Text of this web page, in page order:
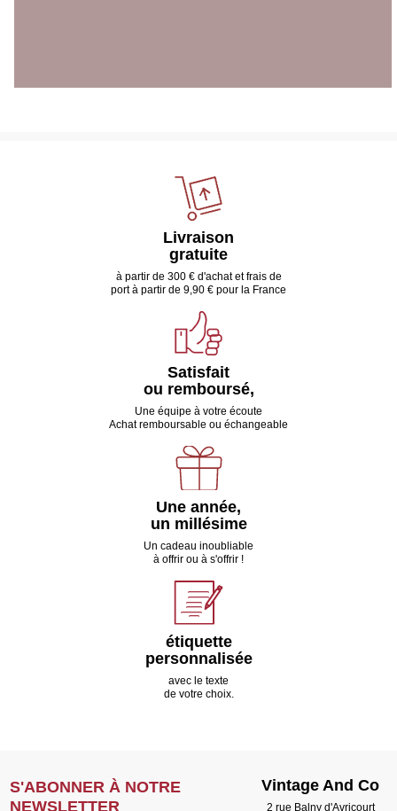
Livraison
gratuite
à partir de 300 € d'achat et frais de
port à partir de 9,90 € pour la France
Satisfait
ou remboursé,
Une équipe à votre écoute
Achat remboursable ou échangeable
Une année,
un millésime
Un cadeau inoubliable
à offrir ou à s'offrir !
étiquette
personnalisée
avec le texte
de votre choix.
S'ABONNER À NOTRE
NEWSLETTER
Vintage And Co
2 rue Balny d'Avricourt